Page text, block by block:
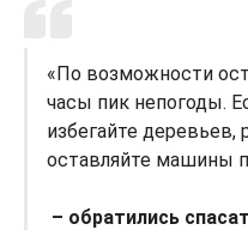
«По возможности
часы пик непогоды.
избегайте
оставляйте машины
– обратились